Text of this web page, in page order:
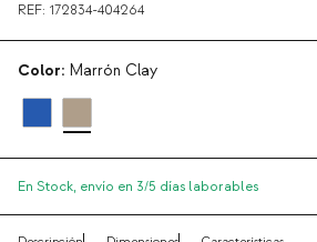
REF: 172834-404264
Color: Marrón Clay
En Stock, envío en 3/5 días laborables